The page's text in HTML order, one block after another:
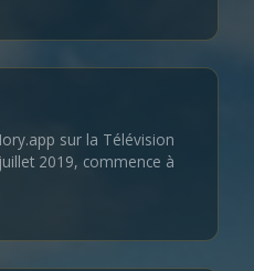
sur la Télévision
2019, commence à